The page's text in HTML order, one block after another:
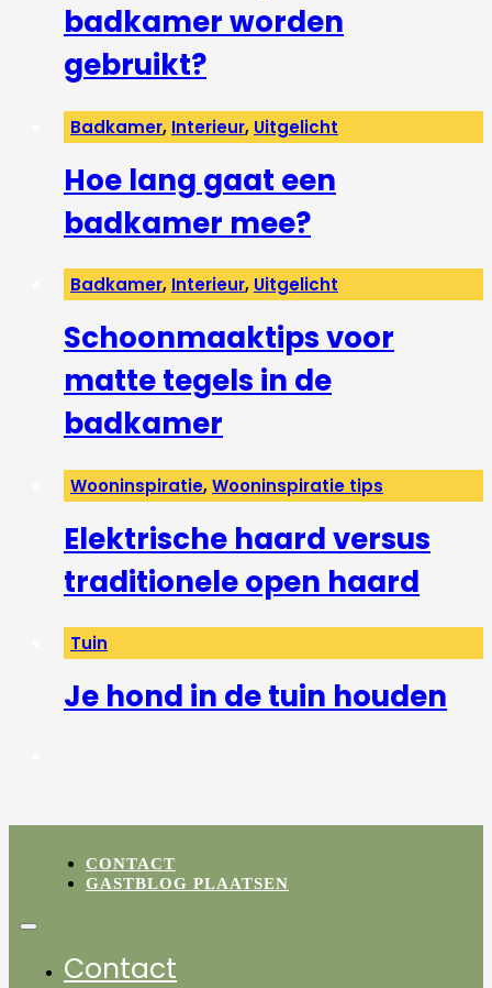
badkamer worden
gebruikt?
Badkamer, Interieur, Uitgelicht
Hoe lang gaat een
badkamer mee?
Badkamer, Interieur, Uitgelicht
Schoonmaaktips voor
matte tegels in de
badkamer
Wooninspiratie,Wooninspiratie tips
Elektrische haard versus
traditionele open haard
Tuin
Je hond in de tuin houden
CONTACT
GASTBLOG PLAATSEN
Contact